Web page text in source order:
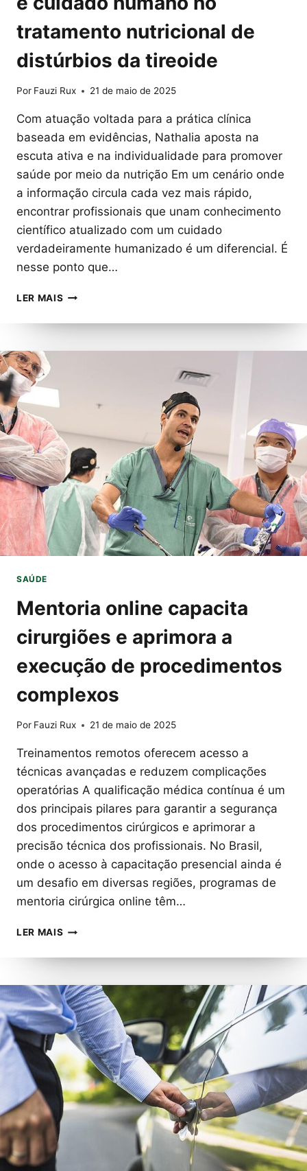
tratamento nutricional de
distúrbios da tireoide
Por Fauzi Rux 21 de maio de 2025
Com atuação voltada para a prática clínica
baseada em evidências, Nathalia aposta na
escuta ativa e na individualidade para promover
saúde por meio da nutrição Em um cenário onde
a informação circula cada vez mais rápido,
encontrar profissionais que unam conhecimento
científico atualizado com um cuidado
verdadeiramente humanizado é um diferencial. É
nesse ponto que…
LER MAIS CONHEÇA
MOREIRA,
ESPECIALISTA
HUMANO
NO
TRATAMENTO
NUTRICIONAL
DE
DISTÚRBIOS
TIREOIDE
SAÚDE
Mentoria online capacita
cirurgiões e aprimora a
execução de procedimentos
complexos
Por Fauzi Rux 21 de maio de 2025
Treinamentos remotos oferecem acesso a
técnicas avançadas e reduzem complicações
operatórias A qualificação médica contínua é um
dos principais pilares para garantir a segurança
dos procedimentos cirúrgicos e aprimorar a
precisão técnica dos profissionais. No Brasil,
onde o acesso à capacitação presencial ainda é
um desafio em diversas regiões, programas de
mentoria cirúrgica online têm…
LER MAIS MENTORIA
CAPACITA
E
APRIMORA
A
EXECUÇÃO
DE
PROCEDIMENTOS
COMPLEXOS